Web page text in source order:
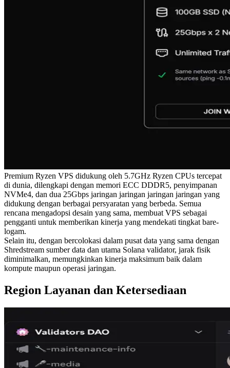
Premium Ryzen VPS didukung oleh 5.7GHz Ryzen CPUs tercepat
di dunia, dilengkapi dengan memori ECC DDDR5, penyimpanan
NVMe4, dan dua 25Gbps jaringan jaringan jaringan jaringan yang
didukung dengan berbagai persyaratan yang berbeda. Semua
rencana mengadopsi desain yang sama, membuat VPS sebagai
pengganti untuk memberikan kinerja yang mendekati tingkat bare-
logam.
Selain itu, dengan bercolokasi dalam pusat data yang sama dengan
Shredstream sumber data dan utama Solana validator, jarak fisik
diminimalkan, memungkinkan kinerja maksimum baik dalam
kompute maupun operasi jaringan.
Region Layanan dan Ketersediaan